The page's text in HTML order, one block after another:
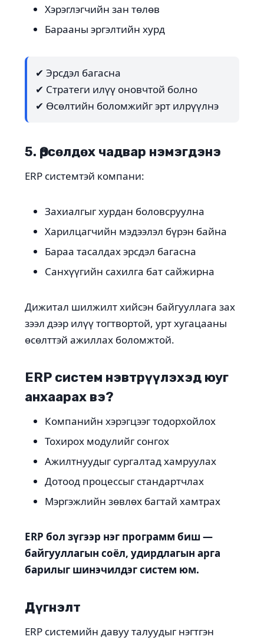
Хэрэглэгчийн зан төлөв
Барааны эргэлтийн хурд
✔ Эрсдэл багасна
✔ Стратеги илүү оновчтой болно
✔ Өсөлтийн боломжийг эрт илрүүлнэ
5. Өрсөлдөх чадвар нэмэгдэнэ
ERP системтэй компани:
Захиалгыг хурдан боловсруулна
Харилцагчийн мэдээлэл бүрэн байна
Бараа тасалдах эрсдэл багасна
Санхүүгийн сахилга бат сайжирна
Дижитал шилжилт хийсэн байгууллага зах
зээл дээр илүү тогтвортой, урт хугацааны
өсөлттэй ажиллах боломжтой.
ERP систем нэвтрүүлэхэд юуг
анхаарах вэ?
Компанийн хэрэгцээг тодорхойлох
Тохирох модулийг сонгох
Ажилтнуудыг сургалтад хамруулах
Дотоод процессыг стандартчлах
Мэргэжлийн зөвлөх багтай хамтрах
ERP бол зүгээр нэг программ биш —
байгууллагын соёл, удирдлагын арга
барилыг шинэчилдэг систем юм.
Дүгнэлт
ERP системийн давуу талуудыг нэгтгэн